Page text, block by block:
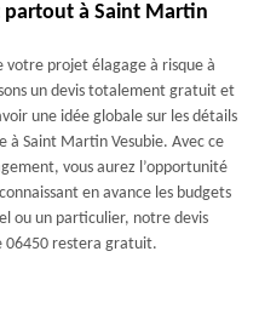
partout à Saint Martin
votre projet élagage à risque à
un devis totalement gratuit et
une idée globale sur les détails
à Saint Martin Vesubie. Avec ce
vous aurez l’opportunité
en avance les budgets
ou un particulier, notre devis
06450 restera gratuit.